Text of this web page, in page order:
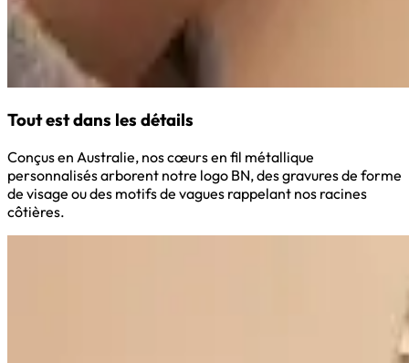
Tout est dans les détails
Conçus en Australie, nos cœurs en fil métallique
personnalisés arborent notre logo BN, des gravures de forme
de visage ou des motifs de vagues rappelant nos racines
côtières.